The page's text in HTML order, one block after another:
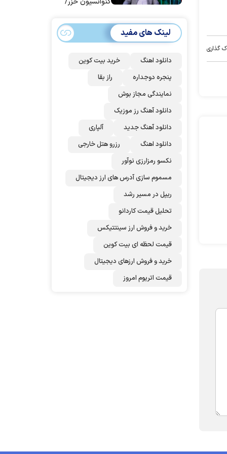
گذاری
می‌شود؟!
لینک های مفید
دانلود اهنگ
خرید بیت کوین
پنجره دوجداره
راز بقا
نمایندگی مجاز بوش
دانلود آهنگ رز‌ موزیک
دانلود آهنگ جدید
آلپاری
دانلود اهنگ
رزرو هتل خارجی
نکسو رمزارزی نوآور
مسموم سازی آدرس های ارز دیجیتال
ریپل در مسیر رشد
تحلیل قیمت کاردانو
خرید و فروش ارز سینتتیکس
قیمت لحظه ای بیت کوین
خرید و فروش ارزهای دیجیتال
قیمت اتریوم امروز